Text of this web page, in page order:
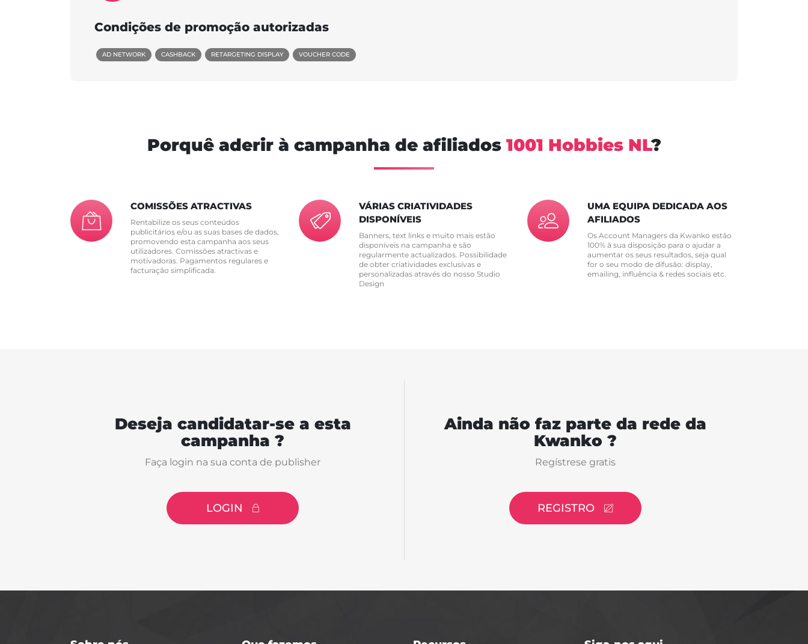
Condições de promoção autorizadas
AD NETWORK CASHBACK RETARGETING DISPLAY VOUCHER CODE
Porquê aderir à campanha de afiliados 1001 Hobbies NL?
COMISSÕES ATRACTIVAS
Rentabilize os seus conteúdos
publicitários e/ou as suas bases de dados,
promovendo esta campanha aos seus
utilizadores. Comissões atractivas e
motivadoras. Pagamentos regulares e
facturação simplificada.
VÁRIAS CRIATIVIDADES
DISPONÍVEIS
Banners, text links e muito mais estão
disponíveis na campanha e são
regularmente actualizados. Possibilidade
de obter criatividades exclusivas e
personalizadas através do nosso Studio
Design
UMA EQUIPA DEDICADA AOS
AFILIADOS
Os Account Managers da Kwanko estão
100% à sua disposição para o ajudar a
aumentar os seus resultados, seja qual
for o seu modo de difusão: display,
emailing, influência & redes sociais etc.
Deseja candidatar-se a esta
campanha ?
Faça login na sua conta de publisher
LOGIN
Ainda não faz parte da rede da
Kwanko ?
Regístrese gratis
REGISTRO